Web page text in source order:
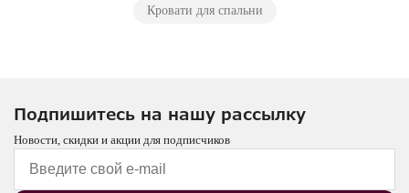
Кровати для спальни
Подпишитесь на нашу рассылку
Новости, скидки и акции для подписчиков